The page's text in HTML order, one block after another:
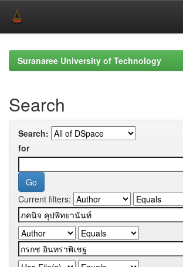
navigationSuranaree University of Technology
Search
Search:
for
Current filters: